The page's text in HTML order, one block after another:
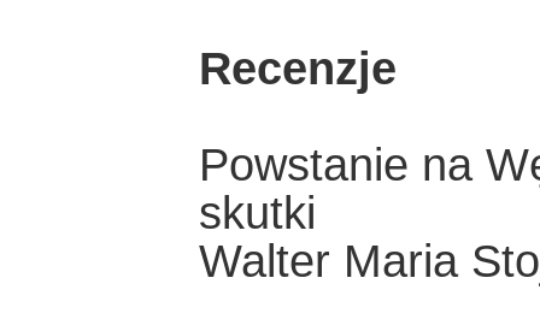
Recenzje
Powstanie na
skutki
Walter Maria